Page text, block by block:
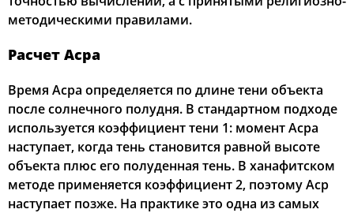
методическими правилами.
Расчет Асра
Время Асра определяется по длине тени объекта
после солнечного полудня. В стандартном подходе
используется коэффициент тени 1: момент Асра
наступает, когда тень становится равной высоте
объекта плюс его полуденная тень. В ханафитском
методе применяется коэффициент 2, поэтому Аср
наступает позже. На практике это одна из самых